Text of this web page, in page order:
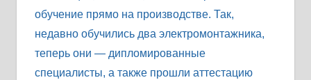
обучение прямо на производстве. Так,
недавно обучились два электромонтажника,
теперь они — дипломированные
специалисты, а также прошли аттестацию